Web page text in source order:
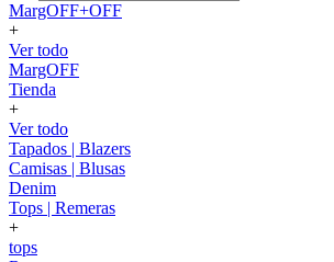
MargOFF+OFF
+
Ver todo
MargOFF
Tienda
+
Ver todo
Tapados | Blazers
Camisas | Blusas
Denim
Tops | Remeras
+
tops